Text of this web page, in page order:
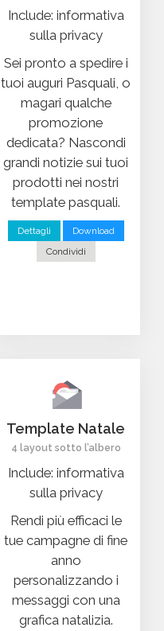
Include: informativa
sulla privacy
Sei pronto a spedire i
tuoi auguri Pasquali, o
magari qualche
promozione
dedicata? Nascondi
grandi notizie sui tuoi
prodotti nei nostri
template pasquali.
Dettagli
Download
Condividi
Template Natale
4 layout sotto l’albero
Include: informativa
sulla privacy
Rendi più efficaci le
tue campagne di fine
anno
personalizzando i
messaggi con una
grafica natalizia.